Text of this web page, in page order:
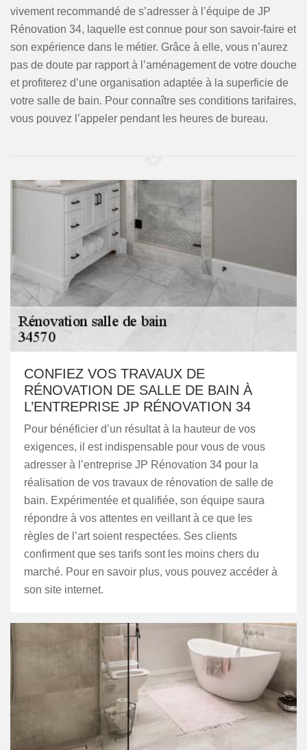
vivement recommandé de s’adresser à l’équipe de JP
Rénovation 34, laquelle est connue pour son savoir-faire et
son expérience dans le métier. Grâce à elle, vous n’aurez
pas de doute par rapport à l’aménagement de votre douche
et profiterez d’une organisation adaptée à la superficie de
votre salle de bain. Pour connaître ses conditions tarifaires,
vous pouvez l’appeler pendant les heures de bureau.
CONFIEZ VOS TRAVAUX DE
RÉNOVATION DE SALLE DE BAIN À
L’ENTREPRISE JP RÉNOVATION 34
Pour bénéficier d’un résultat à la hauteur de vos
exigences, il est indispensable pour vous de vous
adresser à l’entreprise JP Rénovation 34 pour la
réalisation de vos travaux de rénovation de salle de
bain. Expérimentée et qualifiée, son équipe saura
répondre à vos attentes en veillant à ce que les
règles de l’art soient respectées. Ses clients
confirment que ses tarifs sont les moins chers du
marché. Pour en savoir plus, vous pouvez accéder à
son site internet.